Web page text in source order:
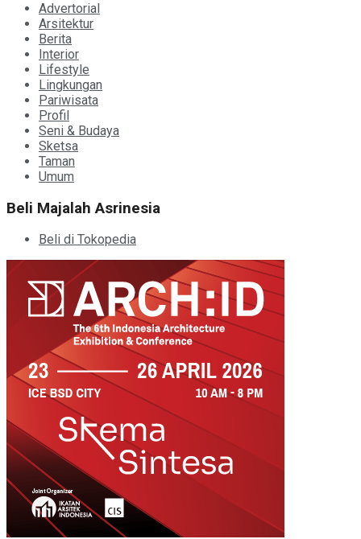
Advertorial
Arsitektur
Berita
Interior
Lifestyle
Lingkungan
Pariwisata
Profil
Seni & Budaya
Sketsa
Taman
Umum
Beli Majalah Asrinesia
Beli di Tokopedia